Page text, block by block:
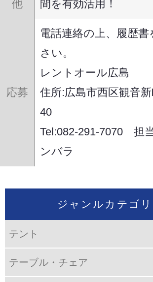
ジャンルカテゴリ
テント
テーブル・チェア
他 間を有効活用！
応募
電話連絡の上、履歴
さい。
レントオール広島
住所:広島市西区観音
40
Tel:082-291-7070 担
ンバラ